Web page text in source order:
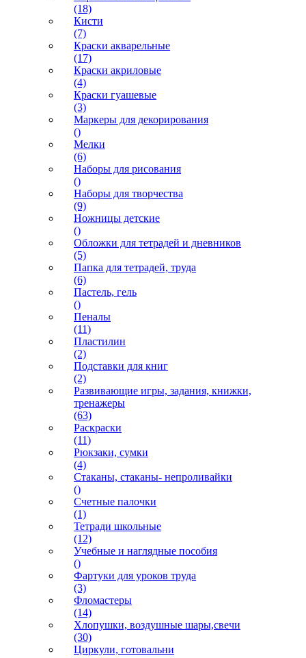
(18)
Кисти
(7)
Краски акварельные
(17)
Краски акриловые
(4)
Краски гуашевые
(3)
Маркеры для декорирования
()
Мелки
(6)
Наборы для рисования
()
Наборы для творчества
(9)
Ножницы детские
()
Обложки для тетрадей и дневников
(5)
Папка для тетрадей, труда
(6)
Пастель, гель
()
Пеналы
(11)
Пластилин
(2)
Подставки для книг
(2)
Развивающие игры, задания, книжки,
тренажеры
(63)
Раскраски
(11)
Рюкзаки, сумки
(4)
Стаканы, стаканы- непроливайки
()
Счетные палочки
(1)
Тетради школьные
(12)
Учебные и наглядные пособия
()
Фартуки для уроков труда
(3)
Фломастеры
(14)
Хлопушки, воздушные шары,свечи
(30)
Циркули, готовальни